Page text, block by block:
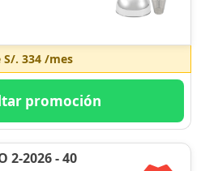
S/. 334/mes
promoción
2-2026 - 40